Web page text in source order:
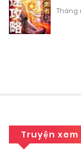
Tháng 9 28, 2025
Chương 274
Chương 272
Tháng
Truyện xem